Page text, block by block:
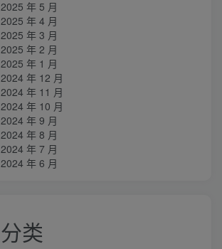
2025 年 5 月
2025 年 4 月
2025 年 3 月
2025 年 2 月
2025 年 1 月
2024 年 12 月
2024 年 11 月
2024 年 10 月
2024 年 9 月
2024 年 8 月
2024 年 7 月
2024 年 6 月
分类